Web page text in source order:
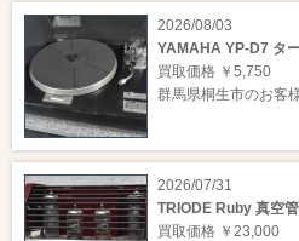
2026/08/03
YAMAHA YP-D7 タ
買取価格 ￥5,750
群馬県桐生市のお客
2026/07/31
TRIODE Ruby 真空
買取価格 ￥23,000